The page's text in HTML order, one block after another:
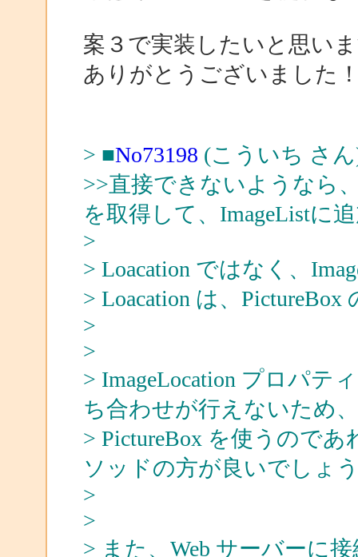
案３で実装したいと思い
ありがとうございました
> ■No73198 (こういち さ
>>直接できないようなら
を取得して、ImageListに
>
> Loacation ではなく、
> Loacation は、
>
>
> ImageLocation プロパテ
ち合わせが行えないため、
> PictureBox を使うのであ
ソッドの方が良いでしょ
>
>
> また、Web サーバーに